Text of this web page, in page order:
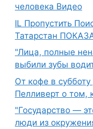
человека Видео
IL Пропустить
Татарстан
"Лица, полные
выбили зубы
От кофе в
Пелливерт о том,
"Государство —
люди из